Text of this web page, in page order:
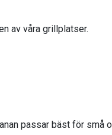
av våra grillplatser.
passar bäst för små